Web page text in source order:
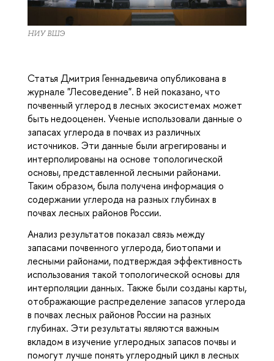
НИУ ВШЭ
Статья Дмитрия Геннадьевича опубликована в
журнале "Лесоведение". В ней показано, что
почвенный углерод в лесных экосистемах может
быть недооценен. Ученые использовали данные о
запасах углерода в почвах из различных
источников. Эти данные были агрегированы и
интерполированы на основе топологической
основы, представленной лесными районами.
Таким образом, была получена информация о
содержании углерода на разных глубинах в
почвах лесных районов России.
Анализ результатов показал связь между
запасами почвенного углерода, биотопами и
лесными районами, подтверждая эффективность
использования такой топологической основы для
интерполяции данных. Также были созданы карты,
отображающие распределение запасов углерода
в почвах лесных районов России на разных
глубинах. Эти результаты являются важным
вкладом в изучение углеродных запасов почвы и
помогут лучше понять углеродный цикл в лесных